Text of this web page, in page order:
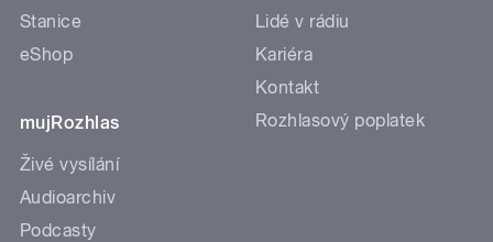
Stanice
eShop
mujRozhlas
Živé vysílání
Audioarchiv
Podcasty
Lidé v rádiu
Kariéra
Kontakt
Rozhlasový poplatek